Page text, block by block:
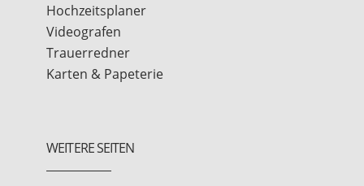
Hochzeitsplaner
Videografen
Trauerredner
Karten & Papeterie
WEITERE SEITEN